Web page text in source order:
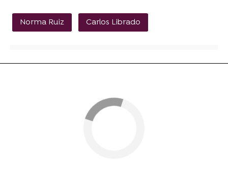
Norma Ruiz Carlos Librado